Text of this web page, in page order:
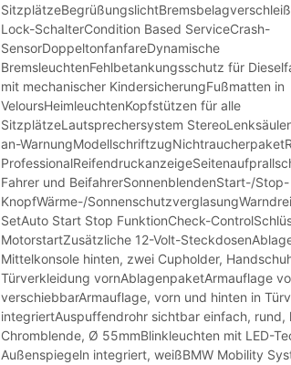
Lock-SchalterCondition Based ServiceCrash-
SensorDoppeltonfanfareDynamische
BremsleuchtenFehlbetankungsschutz für
mit mechanischer KindersicherungFußmatten in
VeloursHeimleuchtenKopfstützen für alle
SitzplätzeLautsprechersystem
an-
Fahrer und BeifahrerSonnenblendenStart-/Stop-
KnopfWärme-/
SetAuto Start Stop FunktionCheck-
MotorstartZusätzliche 12-Volt-
Mittelkonsole hinten, zwei Cupholder,
Türverkleidung vornAblagenpaketArmauflage
verschiebbarArmauflage, vorn und hinten in
integriertAuspuffendrohr sichtbar einfach, rund,
Chromblende, Ø 55mmBlinkleuchten mit LED-
Außenspiegeln integriert, weißBMW Mobility